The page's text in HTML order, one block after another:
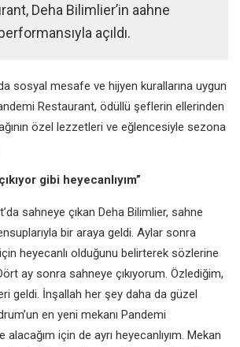
Deha Bilimlier’in aahne
açıldı.
sosyal mesafe ve hijyen kurallarına uygun
Restaurant, ödüllü şeflerin ellerinden
özel lezzetleri ve eğlencesiyle sezona
gibi heyecanlıyım”
sahneye çıkan Deha Bilimlier, sahne
bir araya geldi. Aylar sonra
için heyecanlı olduğunu belirterek sözlerine
ay sonra sahneye çıkıyorum. Özlediğim,
geldi. İnşallah her şey daha da güzel
en yeni mekanı Pandemi
alacağım için de ayrı heyecanlıyım. Mekan